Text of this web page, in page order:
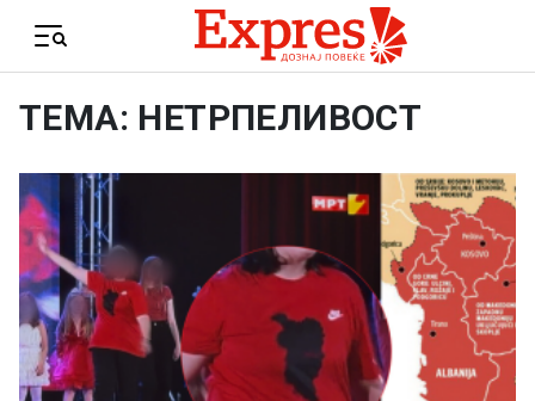
Menu
ТЕМА: НЕТРПЕЛИВОСТ